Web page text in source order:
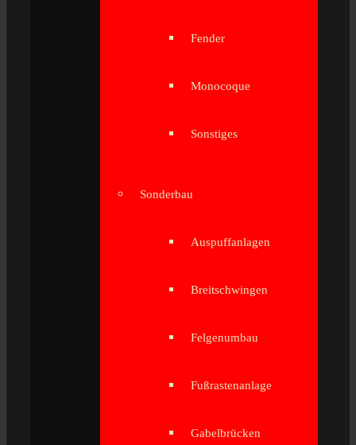
Fender
Monocoque
Sonstiges
Sonderbau
Auspuffanlagen
Breitschwingen
Felgenumbau
Fußrastenanlage
Gabelbrücken